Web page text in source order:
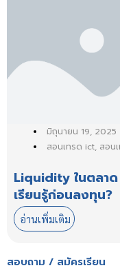
มิถุนายน 19, 2025
สอนเทรด ict, สอน
Liquidity ในตลา
เรียนรู้ก่อนลงทุน?
อ่านเพิ่มเติม
สอบถาม / สมัครเรียน